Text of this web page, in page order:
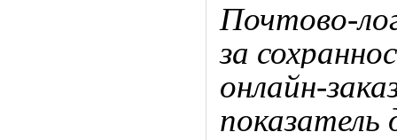
Почтово-
за
онлайн-